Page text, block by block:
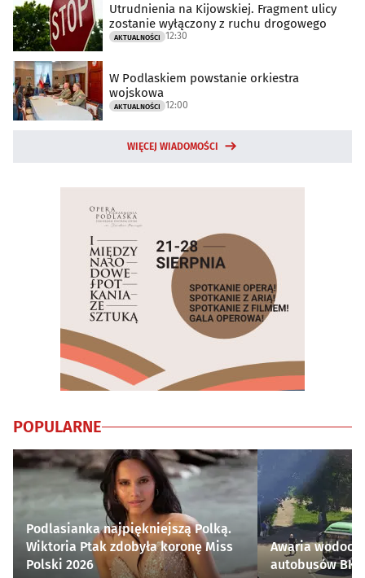
Utrudnienia na Kijowskiej. Fragment ulicy
zostanie wyłączony z ruchu drogowego
AKTUALNOŚCI 12:30
W Podlaskiem powstanie orkiestra
wojskowa
AKTUALNOŚCI 12:00
WIĘCEJ WIADOMOŚCI
POPULARNE
Podlasianka najpiękniejszą Polką.
Wiktoria Ptak zdobyła koronę Miss
Polski 2026
Awaria
autobusów